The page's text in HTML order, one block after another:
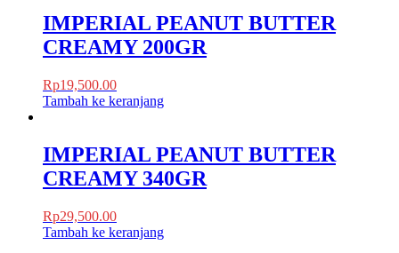
IMPERIAL PEANUT BUTTER
CREAMY 200GR
Rp19,500.00
Tambah ke keranjang
IMPERIAL PEANUT BUTTER
CREAMY 340GR
Rp29,500.00
Tambah ke keranjang